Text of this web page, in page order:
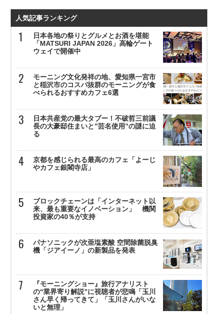
人気記事ランキング
日本各地の祭りとグルメとお酒を堪能
「MATSURI JAPAN 2026」高輪ゲート
ウェイで開催中
モーニング文化発祥の地、愛知県一宮市
と稲沢市のコスパ抜群のモーニングが食
べられるおすすめカフェ6選
日本共産党の最大タブー！不破哲三前議
長の大豪邸住まいと”芸名使用”の謎に迫
る
京都を感じられる最高のカフェ「よーじ
やカフェ銀閣寺店」
ブロックチェーンは「インターネット以
来、最も重要なイノベーション」 機関
投資家の40％が支持
パナソニックが次亜塩素酸 空間除菌脱臭
機「ジアイーノ」の新製品を発表
『モーニングショー』旅行アナリスト
の“業界寄り解説”に視聴者が悲鳴「玉川
さん早く帰ってきて」「玉川さんがいな
いと無理」